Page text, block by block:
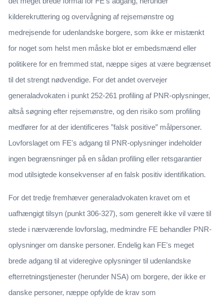
kilderekruttering og overvågning af rejsemønstre og
medrejsende for udenlandske borgere, som ikke er mistænkt
for noget som helst men måske blot er embedsmænd eller
politikere for en fremmed stat, næppe siges at være begrænset
til det strengt nødvendige. For det andet overvejer
generaladvokaten i punkt 252-261 profiling af PNR-oplysninger,
altså søgning efter rejsemønstre, og den risiko som profiling
medfører for at der identificeres ”falsk positive” målpersoner.
Lovforslaget om FE's adgang til PNR-oplysninger indeholder
ingen begrænsninger på en sådan profiling eller retsgarantier
mod utilsigtede konsekvenser af en falsk positiv identifikation.
For det tredje fremhæver generaladvokaten kravet om et
uafhængigt tilsyn (punkt 306-327), som generelt ikke vil være til
stede i nærværende lovforslag, medmindre FE behandler PNR-
oplysninger om danske personer. Endelig kan FE's meget
brede adgang til at videregive oplysninger til udenlandske
efterretningstjenester (herunder NSA) om borgere, der ikke er
danske personer, næppe opfylde de krav som